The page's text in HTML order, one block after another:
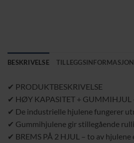
BESKRIVELSE TILLEGGSINFORMASJON
✔ PRODUKTBESKRIVELSE
✔ HØY KAPASITET + GUMMIHJUL
✔ De industrielle hjulene fungerer
✔ Gummihjulene gir stillegående
✔ BREMS PÅ 2 HJUL – to av